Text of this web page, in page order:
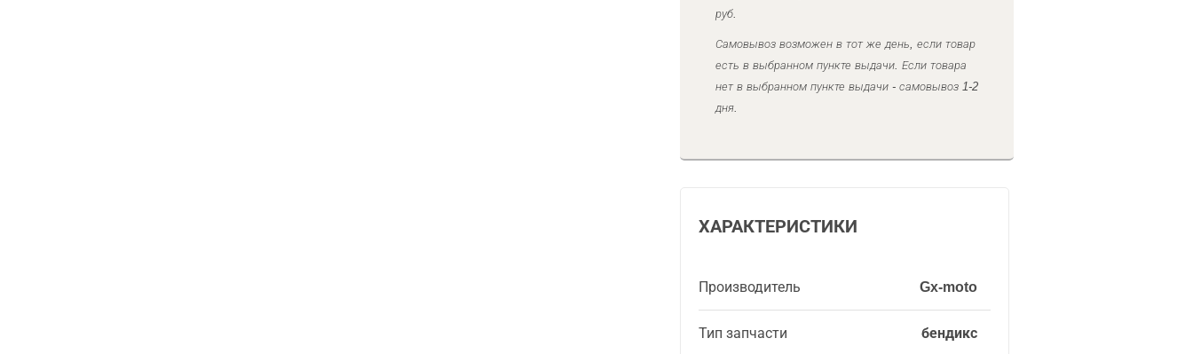
руб.
Самовывоз возможен в тот же день, если товар
есть в выбранном пункте выдачи. Если товара
нет в выбранном пункте выдачи - самовывоз 1-2
дня.
ХАРАКТЕРИСТИКИ
Производитель Gx-moto
Тип запчасти бендикс